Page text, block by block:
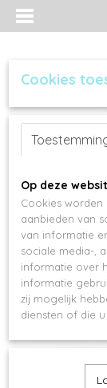
Inloggen
Cookies
Op deze
Cookies
aanbieden van
van informatie
sociale media-,
informatie over
informatie
zij mogelijk
diensten of die